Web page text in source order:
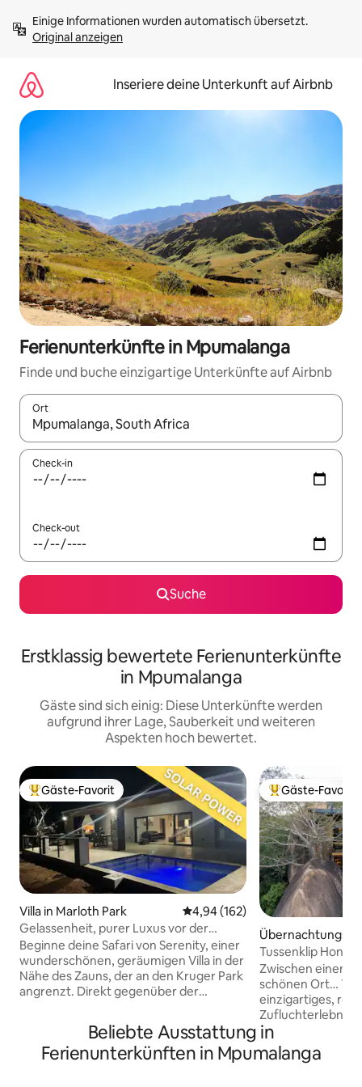
Inhalten
springenOriginal anzeigen
Inseriere deine Unterkunft auf Airbnb
Ferienunterkünfte in Mpumalanga
Finde und buche einzigartige Unterkünfte auf Airbnb
Ort
Wenn Ergebnisse verfügbar sind, navigiere mit den
Check-in
Check-out
Suche
Erstklassig bewertete Ferienunterkünfte
in Mpumalanga
Gäste sind sich einig: Diese Unterkünfte werden
aufgrund ihrer Lage, Sauberkeit und weiteren
Aspekten hoch bewertet.
Beliebter Gäste-Favorit.
Gäste-Favorit
Villa in Marloth Park Durchschnittliche Bewertung:
4,94 (162)
Gelassenheit, purer Luxus vor der
Haustür des Kruger-Parks.
Beginne deine Safari von Serenity, einer
wunderschönen, geräumigen Villa in der
Nähe des Zauns, der an den Kruger Park
angrenzt. Direkt gegenüber der
umher und besuchen uns täglich. Voll
ausgestattete Küche. Die Terrasse
verfügt über Deckenventilatoren für
Beliebter Gäste-
Gäste-Favorit
in Matsulu
Tussenklip
Feigenbaumhaus
Zwischen einem
schönen Ort… Tussenklip bietet ein
einzigartiges,
Zufluchterlebnis
versteckt
gigantischen
zwischen den
Beliebte Ausstattung in
Ferienunterkünften in Mpumalanga